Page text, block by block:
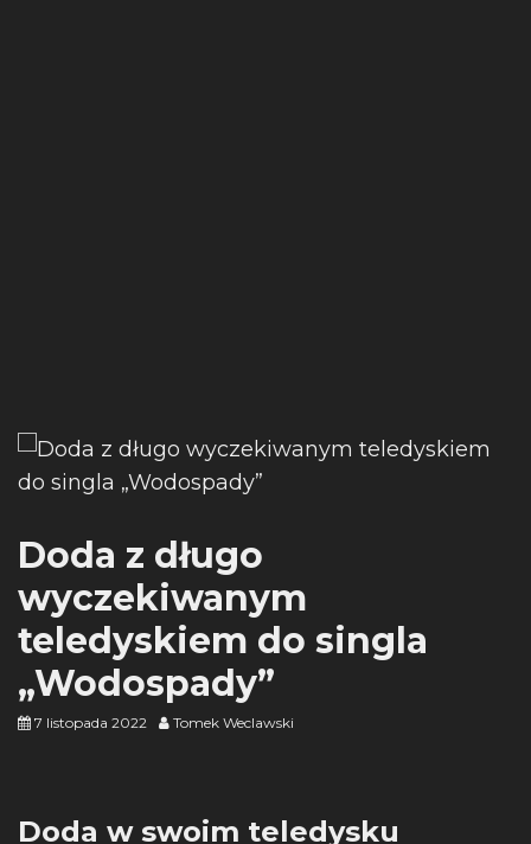
Doda z długo
wyczekiwanym
teledyskiem do singla
„Wodospady”
7 listopada 2022 Tomek Weclawski
Doda w swoim teledysku